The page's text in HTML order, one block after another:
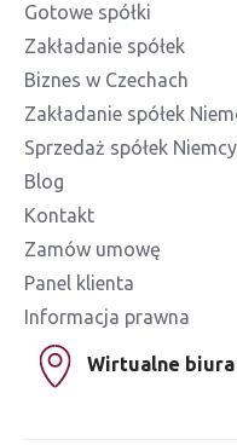
Gotowe spółki
Zakładanie spółek
Biznes w Czechach
Zakładanie spółek
Sprzedaż spółek Niemcy
Blog
Kontakt
Zamów umowę
Panel klienta
Informacja prawna
Wirtualne biura